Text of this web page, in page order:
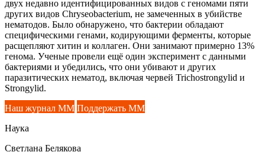
двух недавно идентифицированных видов с геномами пяти
других видов Chryseobacterium, не замеченных в убийстве
нематодов. Было обнаружено, что бактерии обладают
специфическими генами, кодирующими ферменты, которые
расщепляют хитин и коллаген. Они занимают примерно 13%
генома. Ученые провели ещё один эксперимент с данными
бактериями и убедились, что они убивают и других
паразитических нематод, включая червей Trichostrongylid и
Strongylid.
Наш журнал ММ Поддержать ММ
Наука
Светлана Белякова